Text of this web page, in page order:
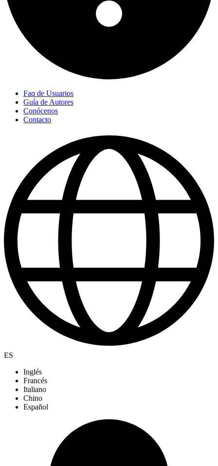
Faq de Usuarios
Guía de Autores
Conócenos
Contacto
ES
Inglés
Francés
Italiano
Chino
Español